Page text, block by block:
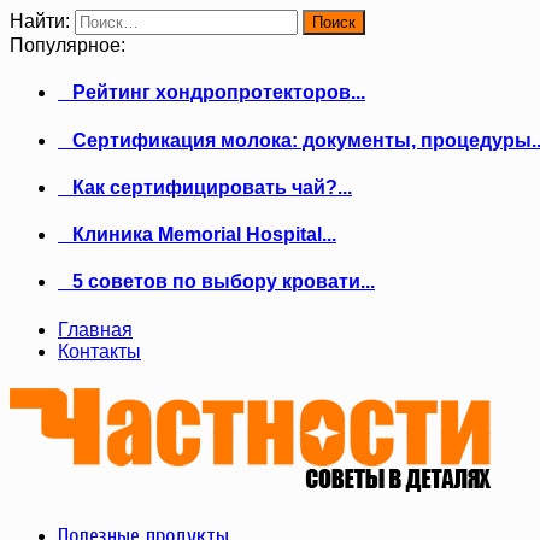
Найти:
Популярное:
Рейтинг хондропротекторов...
Сертификация молока: документы,
Как сертифицировать чай?...
Клиника Memorial Hospital...
5 советов по выбору кровати...
Главная
Контакты